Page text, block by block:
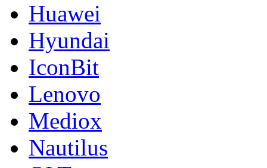
Huawei
Hyundai
IconBit
Lenovo
Mediox
Nautilus